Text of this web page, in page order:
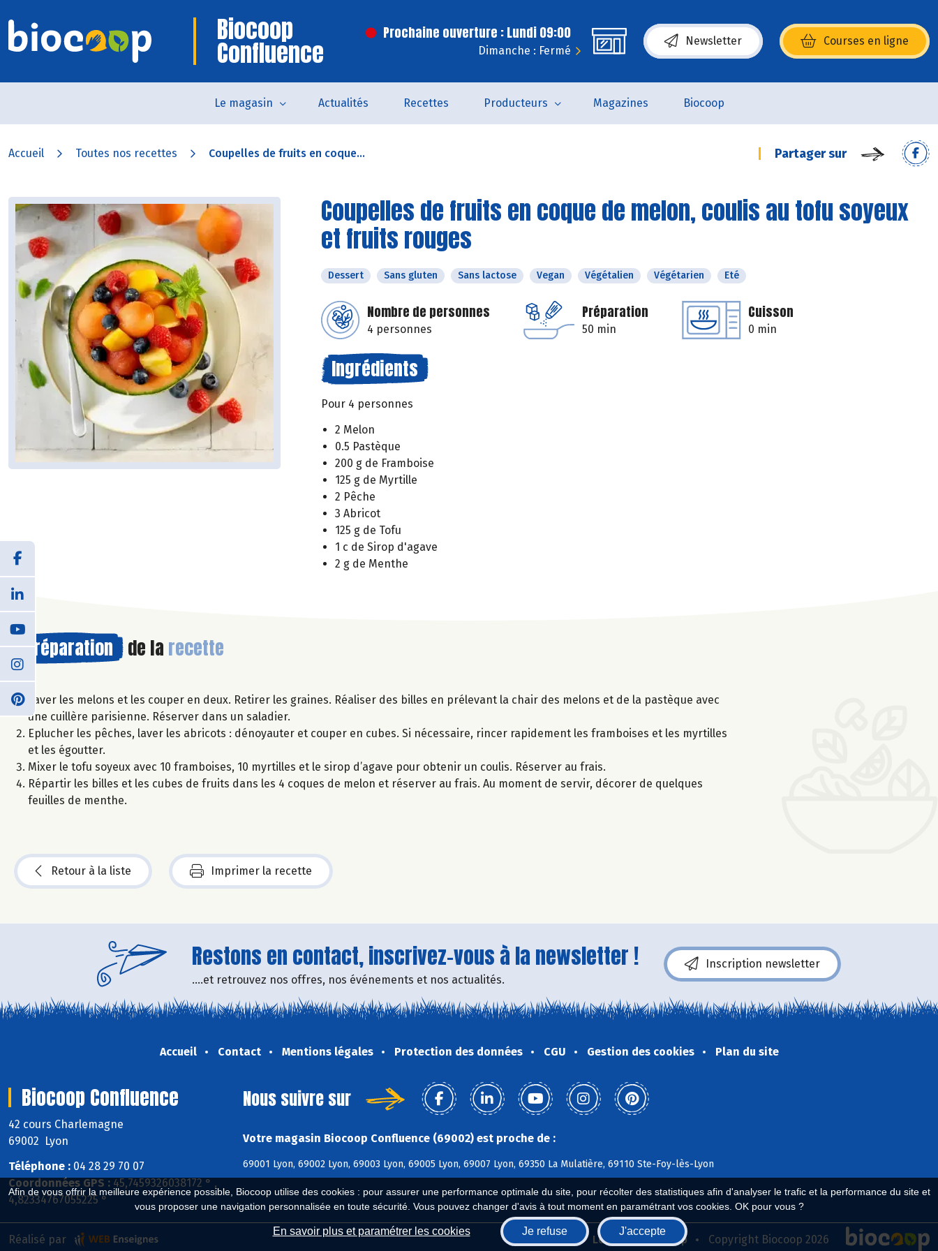
Afin de vous offrir la meilleure expérience possible, Biocoop utilise des cookies : pour assurer une performance optimale du site, pour récolter des statistiques afin d'analyser le trafic et la performance du site et
vous proposer une navigation personnalisée en toute sécurité. Vous pouvez changer d'avis à tout moment en paramétrant vos cookies. OK pour vous ?
En savoir plus et paramétrer les cookies Je refuse J'accepte
Biocoop
Confluence
Prochaine ouverture : Lundi 09:00
Dimanche : Fermé
Newsletter Courses en ligne
(s’ouvre dans une nouvelle fenêtre)
Le magasin Actualités Recettes Producteurs Magazines Biocoop
Accueil Toutes nos recettes Coupelles de fruits en coque... Partager sur
Coupelles de fruits en coque de melon, coulis au tofu soyeux
et fruits rouges
Dessert Sans gluten Sans lactose Vegan Végétalien Végétarien Eté
Nombre de personnes
4 personnes
Préparation
50 min
Cuisson
0 min
Ingrédients
Pour 4 personnes
2 Melon
0.5 Pastèque
200 g de Framboise
125 g de Myrtille
2 Pêche
3 Abricot
125 g de Tofu
1 c de Sirop d'agave
2 g de Menthe
Préparation de la recette
Laver les melons et les couper en deux. Retirer les graines. Réaliser des billes en prélevant la chair des melons et de la pastèque avec
une cuillère parisienne. Réserver dans un saladier.
Eplucher les pêches, laver les abricots : dénoyauter et couper en cubes. Si nécessaire, rincer rapidement les framboises et les myrtilles
et les égoutter.
Mixer le tofu soyeux avec 10 framboises, 10 myrtilles et le sirop d’agave pour obtenir un coulis. Réserver au frais.
Répartir les billes et les cubes de fruits dans les 4 coques de melon et réserver au frais. Au moment de servir, décorer de quelques
feuilles de menthe.
Retour à la liste Imprimer la recette
Restons en contact, inscrivez-vous à la newsletter !
....et retrouvez nos offres, nos événements et nos actualités.
Inscription newsletter
Accueil Contact Mentions légales Protection des données CGU Gestion des cookies Plan du site
Biocoop Confluence
42 cours Charlemagne
69002 Lyon
Téléphone : 04 28 29 70 07
Coordonnées GPS : 45,7459326038172 ° ,
4,82334767055225 °
Nous suivre sur
Votre magasin Biocoop Confluence (69002) est proche de :
69001 Lyon, 69002 Lyon, 69003 Lyon, 69005 Lyon, 69007 Lyon, 69350 La Mulatière, 69110 Ste-Foy-lès-Lyon
Biocoop.fr Le réseau Biocoop Copyright Biocoop 2026
Réalisé par